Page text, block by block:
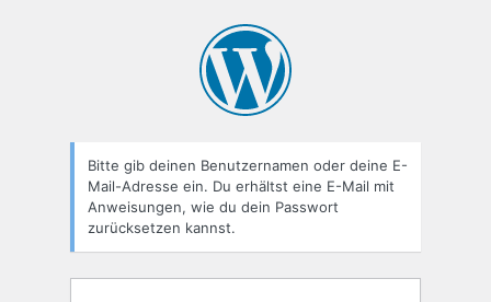
Bitte gib deinen Benutzernamen oder deine E-
Mail-Adresse ein. Du erhältst eine E-Mail mit
Anweisungen, wie du dein Passwort
zurücksetzen kannst.